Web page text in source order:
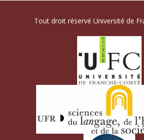
Tout droit réservé Université de